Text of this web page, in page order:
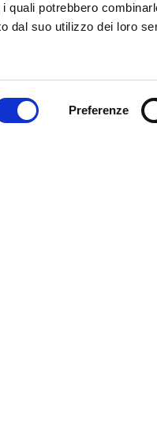
quali potrebbero
dal suo utilizzo dei loro
Preferenze